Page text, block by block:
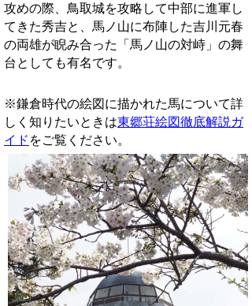
攻めの際、鳥取城を攻略して中部に進軍し
てきた秀吉と、馬ノ山に布陣した吉川元春
の両雄が睨み合った「馬ノ山の対峙」の舞
台としても有名です。
※鎌倉時代の絵図に描かれた馬について詳
しく知りたいときは東郷荘絵図徹底解説ガ
イド をご覧ください。